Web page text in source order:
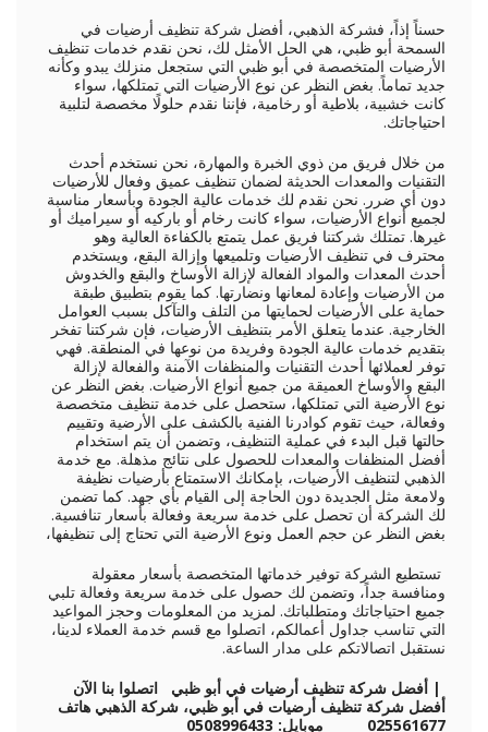
حسناً إذاً، فشركة الذهبي، أفضل شركة تنظيف أرضيات في
السمحة أبو ظبي، هي الحل الأمثل لك، نحن نقدم خدمات تنظيف
الأرضيات المتخصصة في أبو ظبي التي ستجعل منزلك يبدو وكأنه
جديد تماماً. بغض النظر عن نوع الأرضيات التي تمتلكها، سواء
كانت خشبية، بلاطية أو رخامية، فإننا نقدم حلولًا مخصصة لتلبية
احتياجاتك.
من خلال فريق من ذوي الخبرة والمهارة، نحن نستخدم أحدث
التقنيات والمعدات الحديثة لضمان تنظيف عميق وفعال للأرضيات
دون أي ضرر. نحن نقدم لك خدمات عالية الجودة وبأسعار مناسبة
لجميع أنواع الأرضيات، سواء كانت رخام أو باركيه أو سيراميك أو
غيرها. تمتلك شركتنا فريق عمل يتمتع بالكفاءة العالية وهو
محترف في تنظيف الأرضيات وتلميعها وإزالة البقع، ويستخدم
أحدث المعدات والمواد الفعالة لإزالة الأوساخ والبقع والخدوش
من الأرضيات وإعادة لمعانها ونضارتها. كما يقوم بتطبيق طبقة
حماية على الأرضيات لحمايتها من التلف والتآكل بسبب العوامل
الخارجية. عندما يتعلق الأمر بتنظيف الأرضيات، فإن شركتنا تفخر
بتقديم خدمات عالية الجودة وفريدة من نوعها في المنطقة. فهي
توفر لعملائها أحدث التقنيات والمنظفات الآمنة والفعالة لإزالة
البقع والأوساخ العميقة من جميع أنواع الأرضيات. بغض النظر عن
نوع الأرضية التي تمتلكها، ستحصل على خدمة تنظيف متخصصة
وفعالة، حيث تقوم كوادرنا الفنية بالكشف على الأرضية وتقييم
حالتها قبل البدء في عملية التنظيف، وتضمن أن يتم استخدام
أفضل المنظفات والمعدات للحصول على نتائج مذهلة. مع خدمة
الذهبي لتنظيف الأرضيات، بإمكانك الاستمتاع بأرضيات نظيفة
ولامعة مثل الجديدة دون الحاجة إلى القيام بأي جهد. كما تضمن
لك الشركة أن تحصل على خدمة سريعة وفعالة بأسعار تنافسية.
بغض النظر عن حجم العمل ونوع الأرضية التي تحتاج إلى تنظيفها،
تستطيع الشركة توفير خدماتها المتخصصة بأسعار معقولة
ومنافسة جداً، وتضمن لك حصول على خدمة سريعة وفعالة تلبي
جميع احتياجاتك ومتطلباتك. لمزيد من المعلومات وحجز المواعيد
التي تناسب جداول أعمالكم، اتصلوا مع قسم خدمة العملاء لدينا،
نستقبل اتصالاتكم على مدار الساعة.
| أفضل شركة تنظيف أرضيات في أبو ظبي
اتصلوا بنا الآن
أفضل شركة تنظيف أرضيات في أبو ظبي، شركة الذهبي هاتف
025561677 موبايل: 0508996433